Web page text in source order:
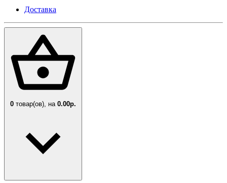
Доставка
0 товар(ов), на 0.00р.